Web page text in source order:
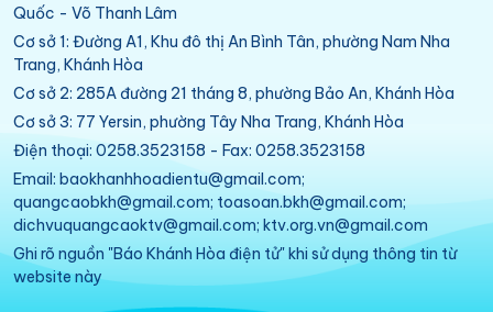
Quốc - Võ Thanh Lâm
Cơ sở 1: Đường A1, Khu đô thị An Bình Tân, phường Nam Nha
Trang, Khánh Hòa
Cơ sở 2: 285A đường 21 tháng 8, phường Bảo An, Khánh Hòa
Cơ sở 3: 77 Yersin, phường Tây Nha Trang, Khánh Hòa
Điện thoại: 0258.3523158 - Fax: 0258.3523158
Email: baokhanhhoadientu@gmail.com;
quangcaobkh@gmail.com; toasoan.bkh@gmail.com;
dichvuquangcaoktv@gmail.com; ktv.org.vn@gmail.com
Ghi rõ nguồn "Báo Khánh Hòa điện tử" khi sử dụng thông tin từ
website này